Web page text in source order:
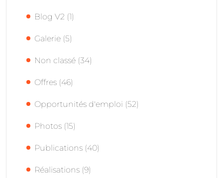
Blog V2 (1)
Galerie (5)
Non classé (34)
Offres (46)
Opportunités d'emploi (52)
Photos (15)
Publications (40)
Réalisations (9)